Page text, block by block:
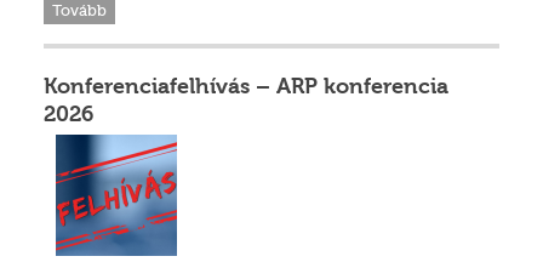
Tovább
Konferenciafelhívás – ARP konferencia
2026